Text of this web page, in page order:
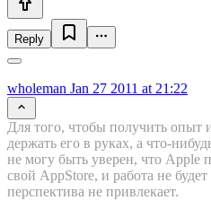
Reply
wholeman Jan 27 2011 at 21:22
Для того, чтобы получить опыт
держать его в руках, а что-
не могу быть уверен, что Apple
свой AppStore, и работа не
перспектива не привлекает.